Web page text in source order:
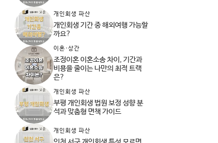
개인회생 파산
개인회생 기간 중 해외여행 가능할
까요?
이혼·상간
조정이혼 이혼소송 차이, 기간과
비용을 줄이는 나만의 최적 트랙
은?
개인회생 파산
부평 개인회생 법원 보정 성향 분
석과 맞춤형 면책 가이드
개인회생 파산